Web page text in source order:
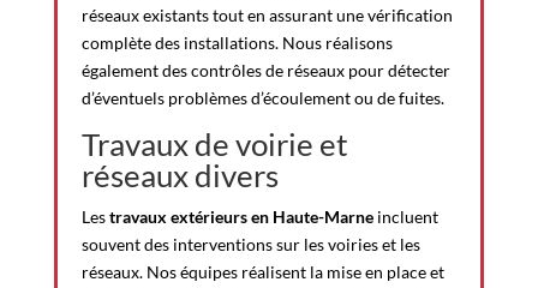
réseaux existants tout en assurant une vérification
complète des installations. Nous réalisons
également des contrôles de réseaux pour détecter
d’éventuels problèmes d’écoulement ou de fuites.
Travaux de voirie et
réseaux divers
Lestravaux extérieurs en Haute-Marneincluent
souvent des interventions sur les voiries et les
réseaux. Nos équipes réalisent la mise en place et